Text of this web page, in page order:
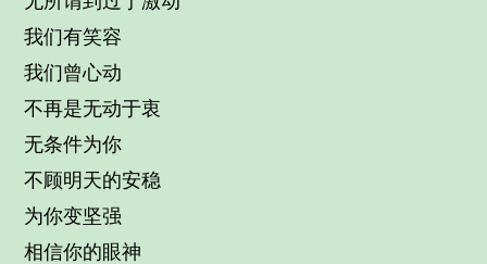
我们有笑容
我们曾心动
不再是无动于衷
无条件为你
不顾明天的安稳
为你变坚强
相信你的眼神